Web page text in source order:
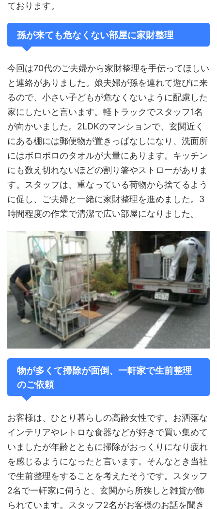
ております。
孫が来ても危なくない部屋に家財整理
今回は70代のご夫婦から家財整理を手伝ってほしい
と連絡がありました。娘夫婦が孫を連れて遊びに来
るので、小さい子どもが危なくないように配慮した
家にしたいと言います。軽トラックでスタッフ1名
が向かいました。2LDKのマンションで、玄関近く
にある棚には郵便物が置きっぱなしになり、洗面所
にはボロボロのタオルが大量にあります。キッチン
にも数え切れないほどの割り箸やストローがありま
す。スタッフは、重なっている荷物から捨てるよう
に促し、ご夫婦と一緒に家財整理を進めました。3
時間程度の作業で清潔で広い部屋になりました。
物が多くて掃除が面倒、一軒家で生前整理
のご依頼
お客様は、ひとり暮らしの高齢女性です。お洒落な
インテリアやレトロな食器などが好きで買い集めて
いましたが年齢とともに掃除がおっくりになり疲れ
を感じるようになったと言います。そんなとき当社
で生前整理をすることを考えたそうです。スタッフ
2名で一軒家に伺うと、玄関から所狭しと雑貨が飾
られています。スタッフ2名がお客様のお話を聞き